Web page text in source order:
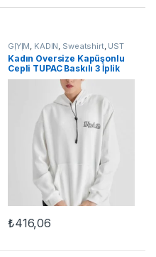
var. Seçenekler ürün
GİYİM KADIN Sweatshirt, ÜST
GİYİM
Kadın Oversize Kapüşonlu
Cepli TUPAC Baskılı 3 İplik
Pamuklu Hoodie Sweatshirt –
₺416,06
Bu ürünün birden fazla